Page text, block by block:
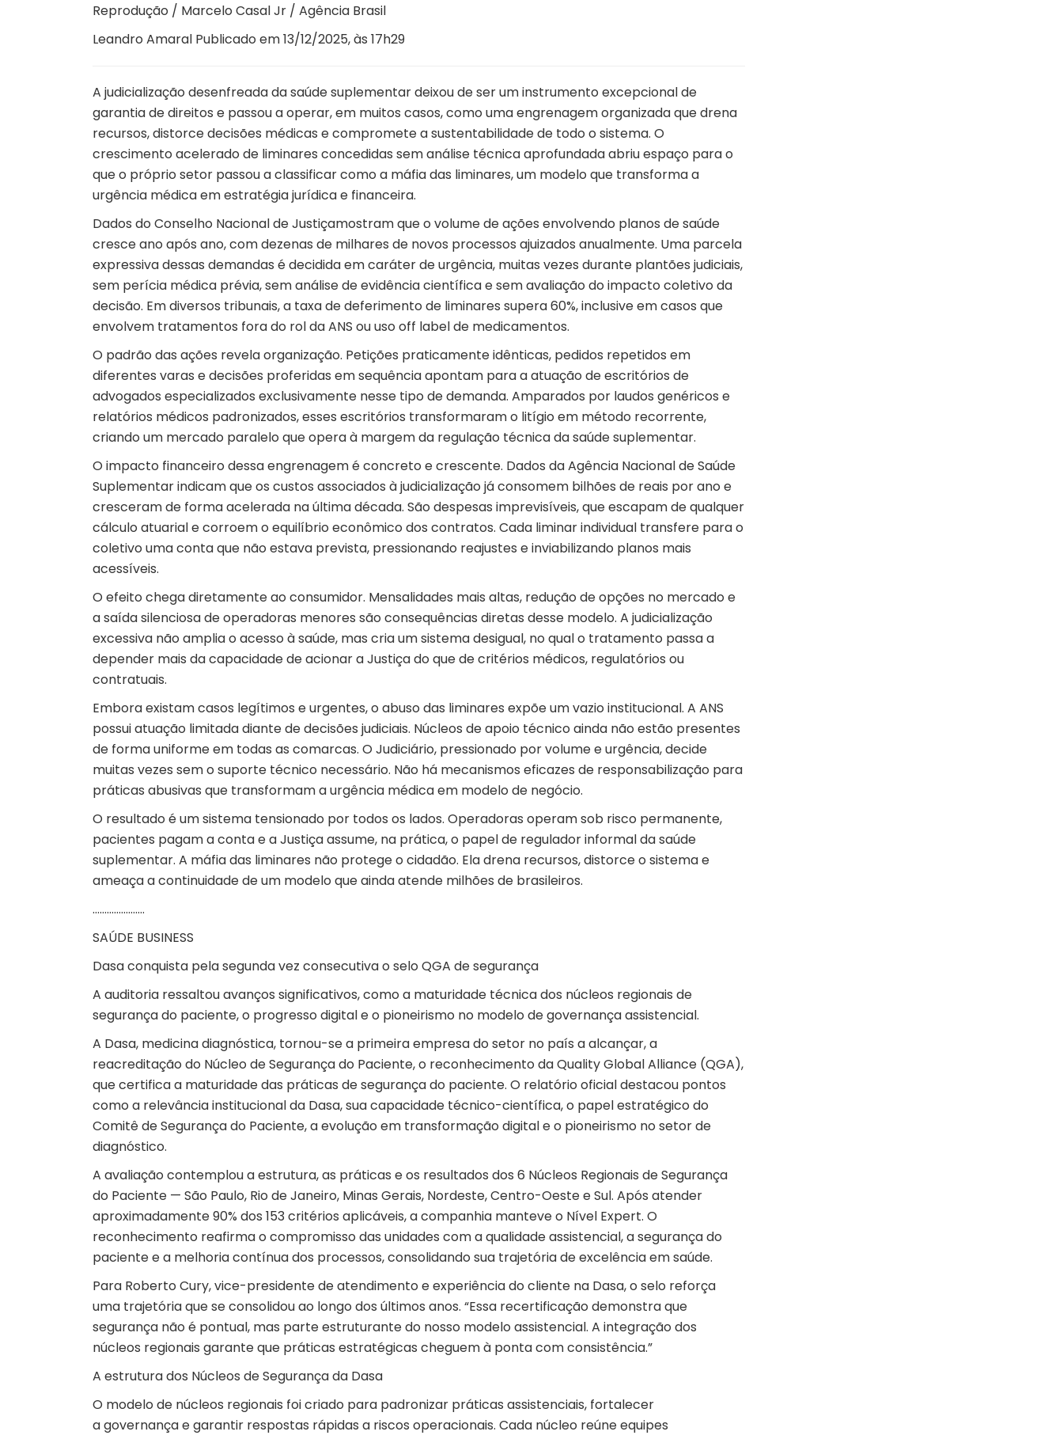
Reprodução / Marcelo Casal Jr / Agência Brasil
Leandro Amaral Publicado em 13/12/2025, às 17h29
A judicialização desenfreada da saúde suplementar deixou de ser um instrumento excepcional de
garantia de direitos e passou a operar, em muitos casos, como uma engrenagem organizada que drena
recursos, distorce decisões médicas e compromete a sustentabilidade de todo o sistema. O
crescimento acelerado de liminares concedidas sem análise técnica aprofundada abriu espaço para o
que o próprio setor passou a classificar como a máfia das liminares, um modelo que transforma a
urgência médica em estratégia jurídica e financeira.
Dados do Conselho Nacional de Justiçamostram que o volume de ações envolvendo planos de saúde
cresce ano após ano, com dezenas de milhares de novos processos ajuizados anualmente. Uma parcela
expressiva dessas demandas é decidida em caráter de urgência, muitas vezes durante plantões judiciais,
sem perícia médica prévia, sem análise de evidência científica e sem avaliação do impacto coletivo da
decisão. Em diversos tribunais, a taxa de deferimento de liminares supera 60%, inclusive em casos que
envolvem tratamentos fora do rol da ANS ou uso off label de medicamentos.
O padrão das ações revela organização. Petições praticamente idênticas, pedidos repetidos em
diferentes varas e decisões proferidas em sequência apontam para a atuação de escritórios de
advogados especializados exclusivamente nesse tipo de demanda. Amparados por laudos genéricos e
relatórios médicos padronizados, esses escritórios transformaram o litígio em método recorrente,
criando um mercado paralelo que opera à margem da regulação técnica da saúde suplementar.
O impacto financeiro dessa engrenagem é concreto e crescente. Dados daAgência Nacional de Saúde
Suplementarindicam que os custos associados à judicialização já consomem bilhões de reais por ano e
cresceram de forma acelerada na última década. São despesas imprevisíveis, que escapam de qualquer
cálculo atuarial e corroem o equilíbrio econômico dos contratos. Cada liminar individual transfere para o
coletivo uma conta que não estava prevista, pressionando reajustes e inviabilizando planos mais
acessíveis.
O efeito chega diretamente ao consumidor. Mensalidades mais altas, redução de opções no mercado e
a saída silenciosa de operadoras menores são consequências diretas desse modelo. A judicialização
excessiva não amplia o acesso à saúde, mas cria um sistema desigual, no qual o tratamento passa a
depender mais da capacidade de acionar a Justiça do que de critérios médicos, regulatórios ou
contratuais.
Embora existam casos legítimos e urgentes, o abuso das liminares expõe um vazio institucional. A ANS
possui atuação limitada diante de decisões judiciais. Núcleos de apoio técnico ainda não estão presentes
de forma uniforme em todas as comarcas. O Judiciário, pressionado por volume e urgência, decide
muitas vezes sem o suporte técnico necessário. Não há mecanismos eficazes de responsabilização para
práticas abusivas que transformam a urgência médica em modelo de negócio.
O resultado é um sistema tensionado por todos os lados. Operadoras operam sob risco permanente,
pacientes pagam a conta e a Justiça assume, na prática, o papel de regulador informal da saúde
suplementar. A máfia das liminares não protege o cidadão. Ela drena recursos, distorce o sistema e
ameaça a continuidade de um modelo que ainda atende milhões de brasileiros.
………………….
SAÚDE BUSINESS
Dasa conquista pela segunda vez consecutiva o selo QGA de segurança
A auditoria ressaltou avanços significativos, como a maturidade técnica dos núcleos regionais de
segurança do paciente, o progresso digital e o pioneirismo no modelo de governança assistencial.
A Dasa, medicina diagnóstica, tornou-se a primeira empresa do setor no país a alcançar, a
reacreditação do Núcleo de Segurança do Paciente, o reconhecimento da Quality Global Alliance (QGA),
que certifica a maturidade das práticas de segurança do paciente. O relatório oficial destacou pontos
como a relevância institucional da Dasa, sua capacidade técnico-científica, o papel estratégico do
Comitê de Segurança do Paciente, a evolução em transformação digitale o pioneirismo no setor de
diagnóstico.
A avaliação contemplou a estrutura, as práticas e os resultados dos 6 Núcleos Regionais de Segurança
do Paciente — São Paulo, Rio de Janeiro, Minas Gerais, Nordeste, Centro-Oeste e Sul. Após atender
aproximadamente 90% dos 153 critérios aplicáveis, a companhia manteve o Nível Expert. O
reconhecimento reafirma o compromisso das unidades com a qualidade assistencial, asegurança do
pacientee a melhoria contínua dos processos, consolidando sua trajetória de excelência em saúde.
Para Roberto Cury, vice-presidente de atendimento e experiência do cliente na Dasa, o selo reforça
uma trajetória que se consolidou ao longo dos últimos anos. “Essa recertificação demonstra que
segurança não é pontual, mas parte estruturante do nosso modelo assistencial. A integração dos
núcleos regionais garante que práticas estratégicas cheguem à ponta com consistência.”
A estrutura dos Núcleos de Segurança da Dasa
O modelo de núcleos regionais foi criado para padronizar práticas assistenciais, fortalecer
agovernançae garantir respostas rápidas a riscos operacionais. Cada núcleo reúne equipes